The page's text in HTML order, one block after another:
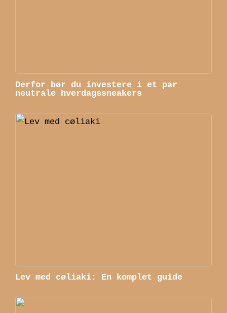
Derfor bør du investere i et par
neutrale hverdagssneakers
Lev med cøliaki: En komplet guide